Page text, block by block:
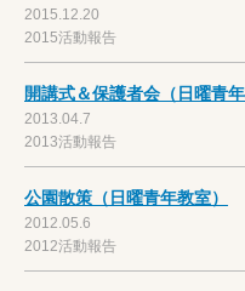
2015.12.20
2015活動報告
開講式＆保護者会（日曜青年
2013.04.7
2013活動報告
公園散策（日曜青年教室）
2012.05.6
2012活動報告